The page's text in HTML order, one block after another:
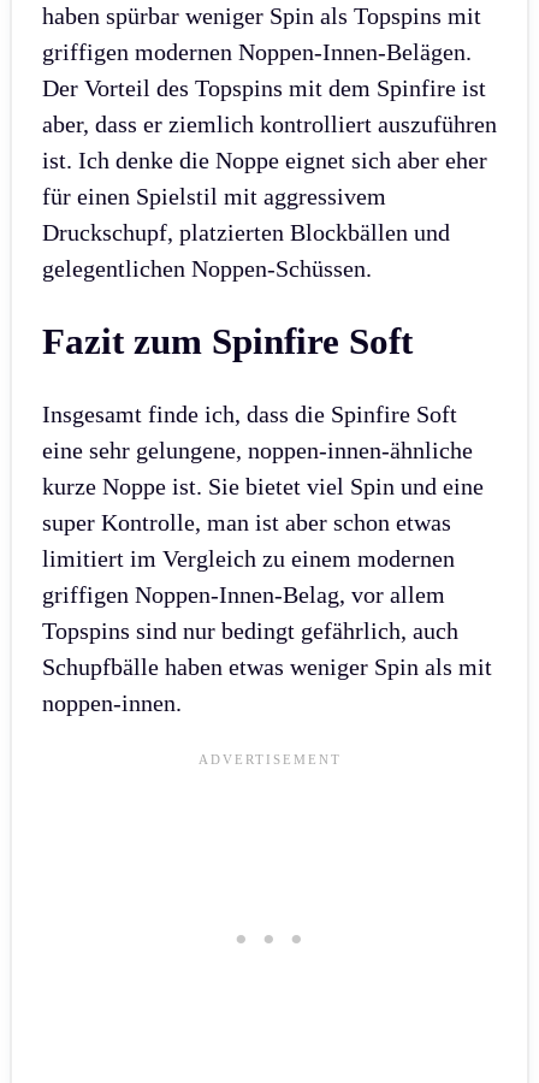
haben spürbar weniger Spin als Topspins mit
griffigen modernen Noppen-Innen-Belägen.
Der Vorteil des Topspins mit dem Spinfire ist
aber, dass er ziemlich kontrolliert auszuführen
ist. Ich denke die Noppe eignet sich aber eher
für einen Spielstil mit aggressivem
Druckschupf, platzierten Blockbällen und
gelegentlichen Noppen-Schüssen.
Fazit zum Spinfire Soft
Insgesamt finde ich, dass die Spinfire Soft
eine sehr gelungene, noppen-innen-ähnliche
kurze Noppe ist. Sie bietet viel Spin und eine
super Kontrolle, man ist aber schon etwas
limitiert im Vergleich zu einem modernen
griffigen Noppen-Innen-Belag, vor allem
Topspins sind nur bedingt gefährlich, auch
Schupfbälle haben etwas weniger Spin als mit
noppen-innen.